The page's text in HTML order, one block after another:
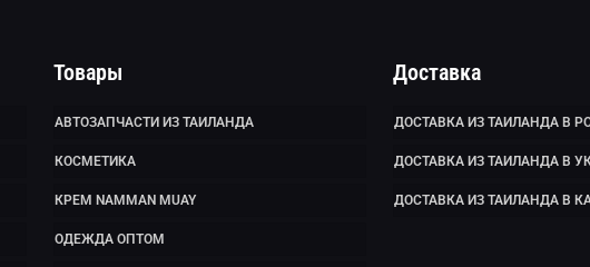
Товары
АВТОЗАПЧАСТИ ИЗ ТАИЛАНДА
КОСМЕТИКА
КРЕМ NAMMAN MUAY
ОДЕЖДА ОПТОМ
Доставка
ДОСТАВКА ИЗ ТАИЛАНДА В
ДОСТАВКА ИЗ ТАИЛАНДА В
ДОСТАВКА ИЗ ТАИЛАНДА В